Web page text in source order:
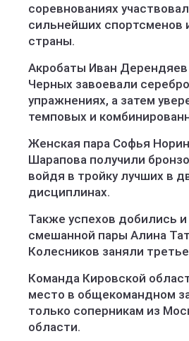
соревнованиях
сильнейших спортсменов
страны.
Акробаты Иван
Черных завоевали
упражнениях, а затем
темповых и
Женская пара Софья
Шарапова получили
войдя в тройку лучших в
дисциплинах.
Также успехов добились и
смешанной пары Алина
Колесников заняли
Команда Кировской
место в общекомандном
только соперникам из
области.